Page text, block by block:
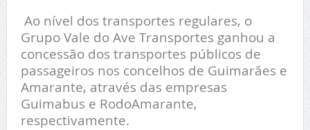
Ao nível dos transportes regulares, o
Grupo Vale do Ave Transportes ganhou a
concessão dos transportes públicos de
passageiros nos concelhos de Guimarães e
Amarante, através das empresas
Guimabus e RodoAmarante,
respectivamente.